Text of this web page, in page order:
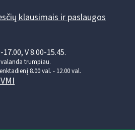
klausimais ir paslaugos
V 8.00-15.45.
trumpiau.
8.00 val. - 12.00 val.